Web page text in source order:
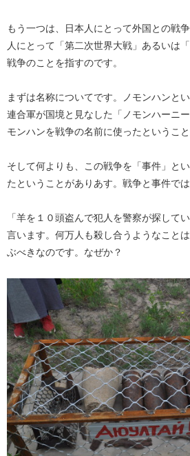
もう一つは、日本人にとって外国との戦
人にとって「第二次世界大戦」あるいは
戦争のことを指すのです。
まずは名称についてです。ノモンハンと
連合軍が国境と見なした「ノモンハーニ
モンハンを戦争の名前に使ったということ
そして何よりも、この戦争を「事件」と
たということがありあす。戦争と事件で
「羊を１０頭盗んで犯人を警察が探して
言います。何万人も殺し合うようなこと
ぶべきなのです。なぜか？